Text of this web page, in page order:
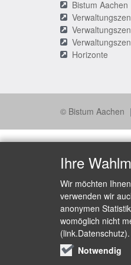
Bistum Aachen
Horizonte
© Bistum Aachen
Ihre
Wir möchten
verwenden wir
anonymen
womöglich nicht
(link.Datenschutz).
Notwendig